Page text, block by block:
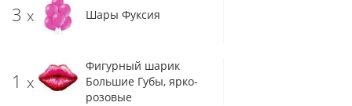
3 x Шары Фуксия
1 x
Фигурный шарик
Большие Губы, ярко-
розовые